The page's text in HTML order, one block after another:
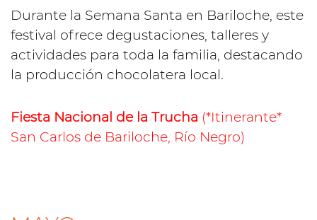
Durante la Semana Santa en Bariloche, este
festival ofrece degustaciones, talleres y
actividades para toda la familia, destacando
la producción chocolatera local.
Fiesta Nacional de la Trucha (*Itinerante*
San Carlos de Bariloche, Río Negro)